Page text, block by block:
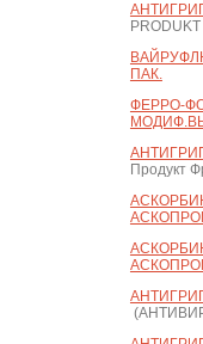
ПАК.
ФЕРРО-
Продукт